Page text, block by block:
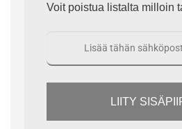
Voit poistua listalta milloin
LIITY